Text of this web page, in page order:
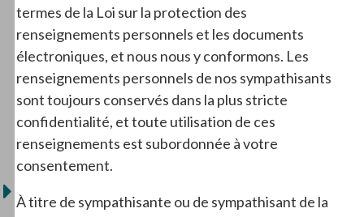
termes de la Loi sur la protection des
renseignements personnels et les documents
électroniques, et nous nous y conformons. Les
renseignements personnels de nos sympathisants
sont toujours conservés dans la plus stricte
confidentialité, et toute utilisation de ces
renseignements est subordonnée à votre
consentement.
À titre de sympathisante ou de sympathisant de la